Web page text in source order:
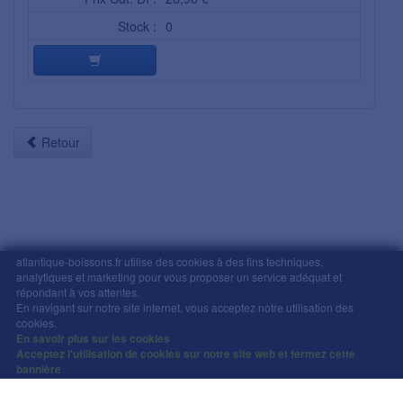
atlantique-boissons.fr utilise des cookies à des fins techniques,
analytiques et marketing pour vous proposer un service adéquat et
répondant à vos attentes.
En navigant sur notre site internet, vous acceptez notre utilisation des
cookies.
En savoir plus sur les cookies
Acceptez l'utilisation de cookies sur notre site web et fermez cette
bannière
Stock : 0
Retour
Mentions légales-
Copyright © Atlantique Boissons Nantes / Devacom 2026
L'abus d'alcool est dangereux pour la santé, à
consommer avec modération.